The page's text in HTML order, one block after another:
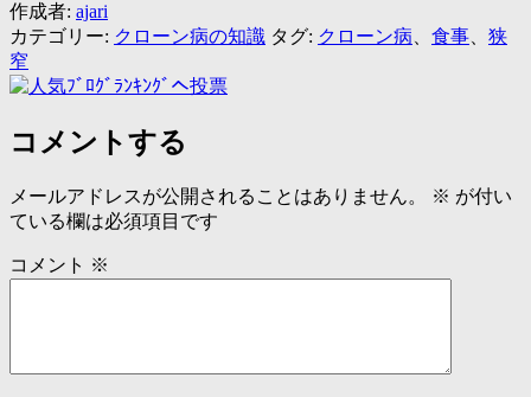
作成者: ajari
カテゴリー: クローン病の知識 タグ: クローン病 食事
狭
窄
コメントする
メールアドレスが公開されることはありません。 ※ が付い
ている欄は必須項目です
コメント ※